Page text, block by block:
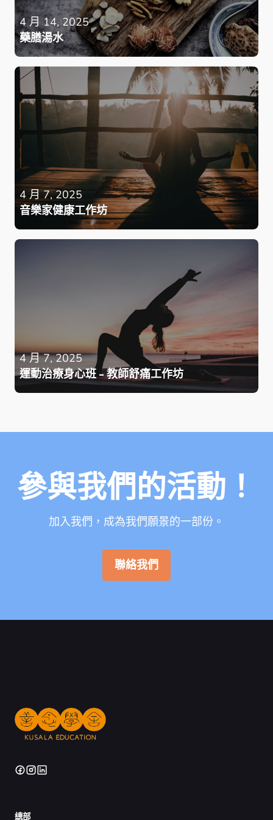
4 月 14, 2025
藥膳湯水
4 月 7, 2025
音樂家健康工作坊
4 月 7, 2025
運動治療身心班 - 教師舒痛工作坊
參與我們的活動！
加入我們，成為我們願景的一部份。
聯絡我們
總部